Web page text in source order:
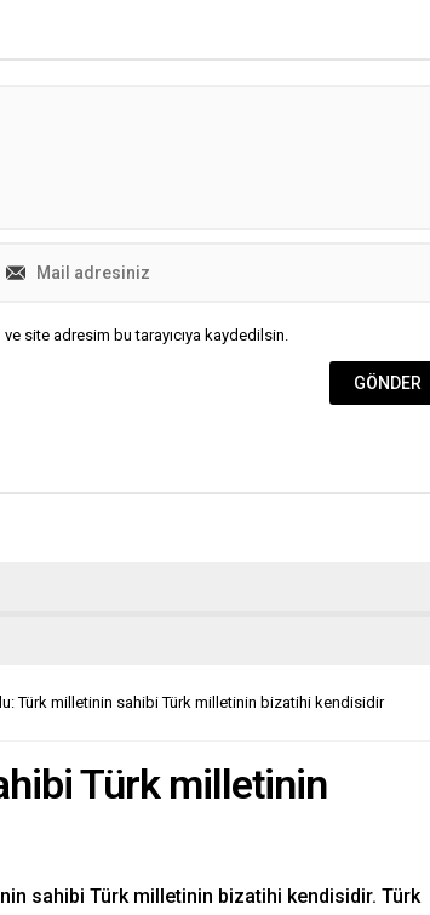
değil; aynı zamanda gerçek bir
site adresim bu tarayıcıya kaydedilsin.
Türk milletinin sahibi Türk milletinin bizatihi kendisidir
Türk milletinin
sahibi Türk milletinin bizatihi kendisidir. Türk